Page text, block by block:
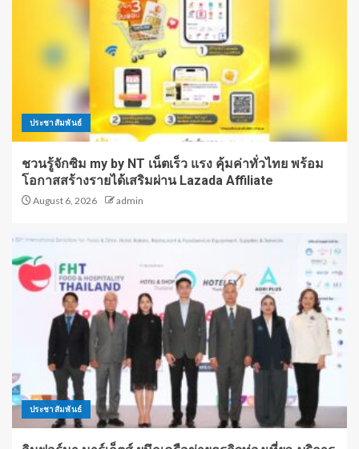
ประชาสัมพันธ์
ชวนรู้จักซิม my by NT เน็ตเร็ว แรง คุ้มค่าทั่วไทย พร้อม
โอกาสสร้างรายได้เสริมผ่าน Lazada Affiliate
August 6, 2026 admin
ประชาสัมพันธ์